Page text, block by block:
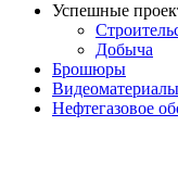
Успешные
Добыча
Брошюры
Видеоматериалы
Нефтегазовое